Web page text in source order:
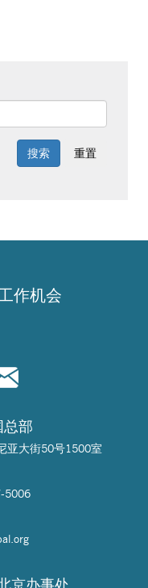
作机会
部
亚大街50号1500室
5006
京办事处